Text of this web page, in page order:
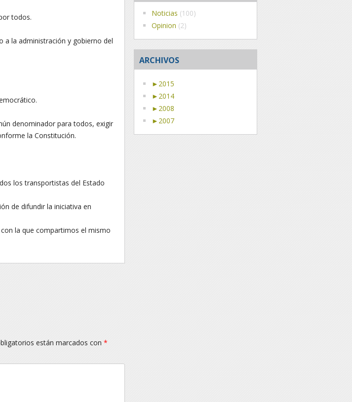
Noticias (100)
Opinion (2)
ARCHIVOS
► 2015
► 2014
► 2008
► 2007
todos.
a la administración y gobierno del
denominador para todos, exigir
la Constitución.
los transportistas del Estado
de difundir la iniciativa en
la que compartimos el mismo
están marcados con *